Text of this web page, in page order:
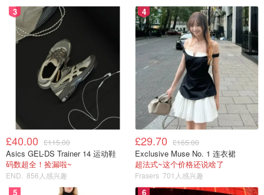
3
£40.00 £115.00
Asics GEL-DS Trainer 14 运动鞋
码数超全！捡漏啦~
END. 856人感兴趣
4
£29.70 £165.00
Exclusive Muse No. 1 连衣裙
超法式~这个价格还说啥了
Frasers 701人感兴趣
5 6